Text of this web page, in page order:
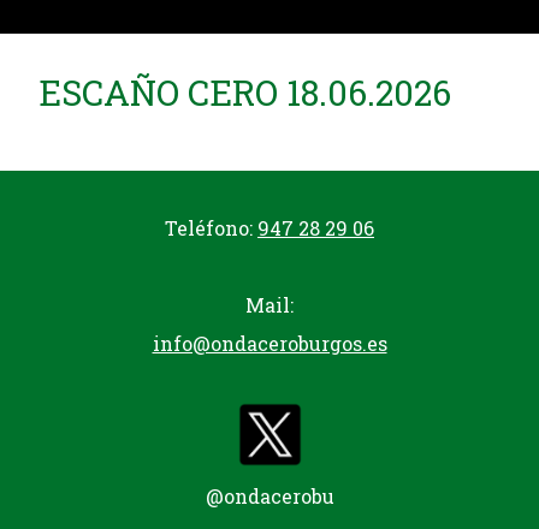
ESCAÑO CERO 18.06.2026
Teléfono: 947 28 29 06
Mail:
info@ondaceroburgos.es
@ondacerobu